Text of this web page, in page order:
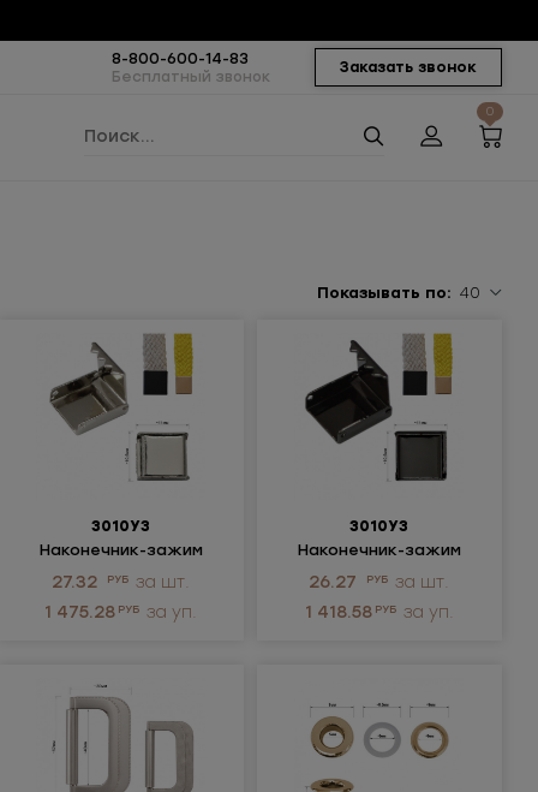
Заказать звонок
8-800-600-14-83
Бесплатный звонок
0
Показывать по: 40
3010УЗ
Наконечник-зажим
металлический
27.32 РУБ за шт.
1 475.28 РУБ за уп.
3010УЗ
Наконечник-зажим
металлический
26.27 РУБ за шт.
1 418.58 РУБ за уп.